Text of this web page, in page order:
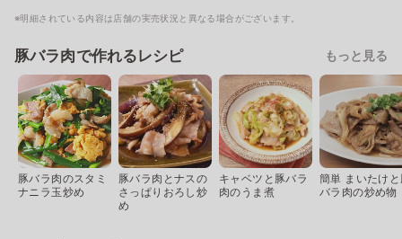
※明細されている内容は店舗の実売状況と異なる場合がございます。
豚バラ肉で作れるレシピ もっと見る
豚バラ肉のスタミ
ナニラ玉炒め
豚バラ肉とナスの
さっぱりおろし炒
め
キャベツと豚バラ
肉のうま煮
簡単 まいたけ
バラ肉の炒め物